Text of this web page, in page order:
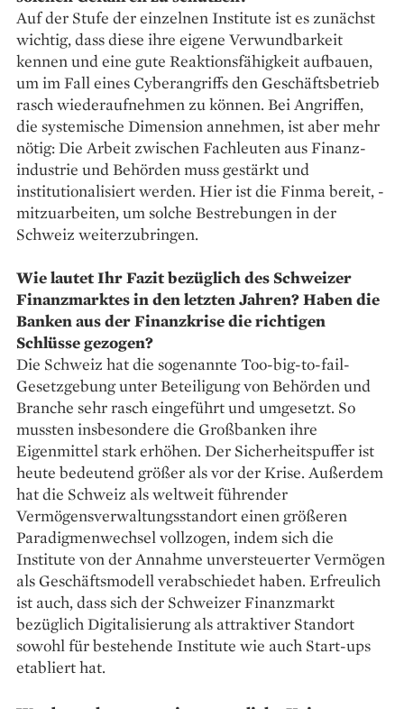
Auf der Stufe der einzelnen Institute ist es zunächst
wichtig, dass diese ihre eigene Verwundbarkeit
kennen und eine gute Reaktions­fähigkeit aufbauen,
um im Fall eines Cyberangriffs den Geschäftsbetrieb
rasch wiederaufnehmen zu können. Bei Angriffen,
die systemische Dimension annehmen, ist aber mehr
nötig: Die Arbeit zwischen Fachleuten aus Finanz­
industrie und Behörden muss gestärkt und
institutionalisiert werden. Hier ist die Finma bereit, ­
mitzuarbeiten, um solche Bestrebungen in der
Schweiz weiterzubringen.
Wie lautet Ihr Fazit bezüglich des Schweizer
Finanzmarktes in den letzten Jahren? Haben die
Banken aus der Finanzkrise die richtigen
Schlüsse gezogen?
Die Schweiz hat die ­sogenannte Too-big-to-fail-
Gesetzgebung unter Beteiligung von Behörden und
Branche sehr rasch eingeführt und umgesetzt. So
mussten insbesondere die Großbanken ihre
Eigenmittel stark erhöhen. Der Sicherheitspuffer ist
heute bedeutend größer als vor der Krise. Außerdem
hat die Schweiz als weltweit führender
Vermögensverwaltungsstandort einen größeren
Paradigmenwechsel vollzogen, indem sich die
Institute von der Annahme unversteuerter Vermögen
als Geschäftsmodell verabschiedet haben. Erfreulich
ist auch, dass sich der Schweizer Finanzmarkt
bezüglich Digitalisierung als attraktiver Standort
sowohl für bestehende Institute wie auch Start-ups
etabliert hat.